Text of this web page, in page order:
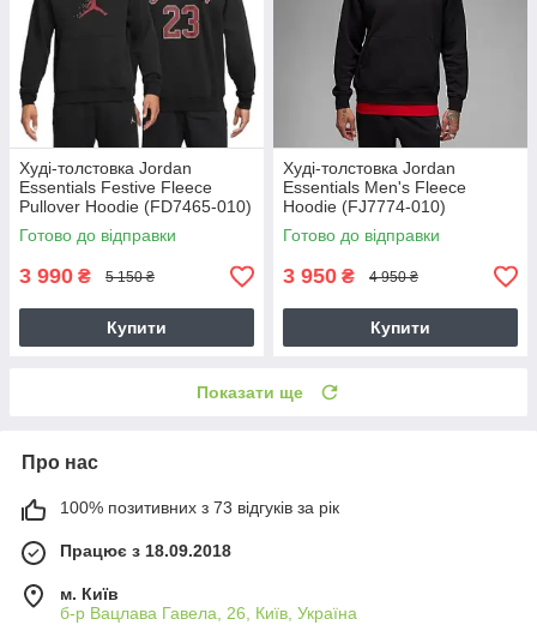
Худі-толстовка Jordan
Essentials Festive Fleece
Pullover Hoodie (FD7465-010)
Готово до відправки
3 990 ₴ 5 150 ₴
Купити
Худі-толстовка Jordan
Essentials Men's Fleece
Hoodie (FJ7774-010)
Готово до відправки
3 950 ₴ 4 950 ₴
Купити
Показати ще
Про нас
100% позитивних з 73 відгуків за рік
Працює з 18.09.2018
м. Київ
б-р Вацлава Гавела, 26, Київ, Україна